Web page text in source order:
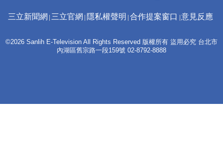
三立新聞網 三立官網 隱私權聲明 合作提案窗口 意見反應
©2026 Sanlih E-Television All Rights Reserved 版權所有 盜用必究 台北市
內湖區舊宗路一段159號 02-8792-8888